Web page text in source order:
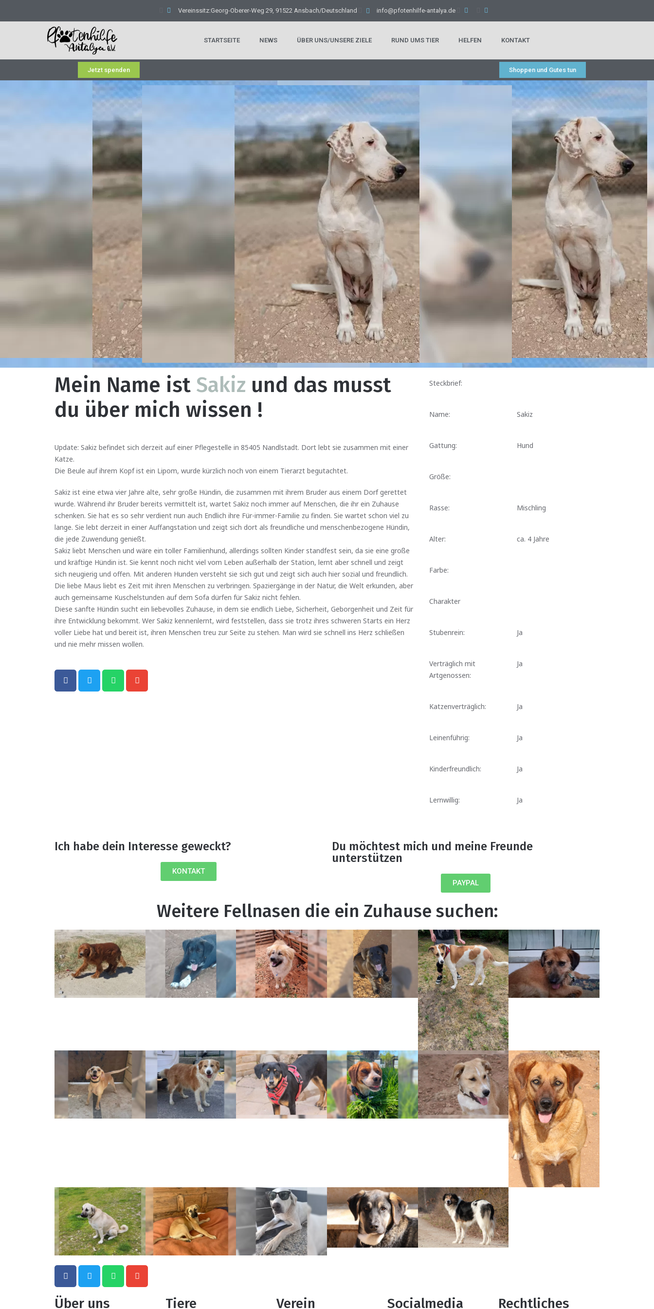
Vereinssitz:Georg-Oberer-Weg 29, 91522 Ansbach/Deutschland info@pfotenhilfe-antalya.de
STARTSEITE NEWS ÜBER UNS/UNSERE ZIELE RUND UMS TIER HELFEN KONTAKT
Jetzt spenden Shoppen und Gutes tun
Mein Name ist Sakiz und das musst
du über mich wissen !
Update: Sakiz befindet sich derzeit auf einer Pflegestelle in 85405 Nandlstadt. Dort lebt sie zusammen mit einer
Katze.
Die Beule auf ihrem Kopf ist ein Lipom, wurde kürzlich noch von einem Tierarzt begutachtet.
Sakiz ist eine etwa vier Jahre alte, sehr große Hündin, die zusammen mit ihrem Bruder aus einem Dorf gerettet
wurde. Während ihr Bruder bereits vermittelt ist, wartet Sakiz noch immer auf Menschen, die ihr ein Zuhause
schenken. Sie hat es so sehr verdient nun auch Endlich ihre Für-immer-Familie zu finden. Sie wartet schon viel zu
lange. Sie lebt derzeit in einer Auffangstation und zeigt sich dort als freundliche und menschenbezogene Hündin,
die jede Zuwendung genießt.
Sakiz liebt Menschen und wäre ein toller Familienhund, allerdings sollten Kinder standfest sein, da sie eine große
und kräftige Hündin ist. Sie kennt noch nicht viel vom Leben außerhalb der Station, lernt aber schnell und zeigt
sich neugierig und offen. Mit anderen Hunden versteht sie sich gut und zeigt sich auch hier sozial und freundlich.
Die liebe Maus liebt es Zeit mit ihren Menschen zu verbringen. Spaziergänge in der Natur, die Welt erkunden, aber
auch gemeinsame Kuschelstunden auf dem Sofa dürfen für Sakiz nicht fehlen.
Diese sanfte Hündin sucht ein liebevolles Zuhause, in dem sie endlich Liebe, Sicherheit, Geborgenheit und Zeit für
ihre Entwicklung bekommt. Wer Sakiz kennenlernt, wird feststellen, dass sie trotz ihres schweren Starts ein Herz
voller Liebe hat und bereit ist, ihren Menschen treu zur Seite zu stehen. Man wird sie schnell ins Herz schließen
und nie mehr missen wollen.
Steckbrief:
Name: Sakiz
Gattung: Hund
Größe:
Rasse: Mischling
Alter: ca. 4 Jahre
Farbe:
Charakter
Stubenrein: Ja
Verträglich mit
Artgenossen:
Ja
Katzenverträglich: Ja
Leinenführig: Ja
Kinderfreundlich: Ja
Lernwillig: Ja
Ich habe dein Interesse geweckt?
KONTAKT
Du möchtest mich und meine Freunde
unterstützen
PAYPAL
Weitere Fellnasen die ein Zuhause suchen:
Über uns Tiere Verein Socialmedia Rechtliches